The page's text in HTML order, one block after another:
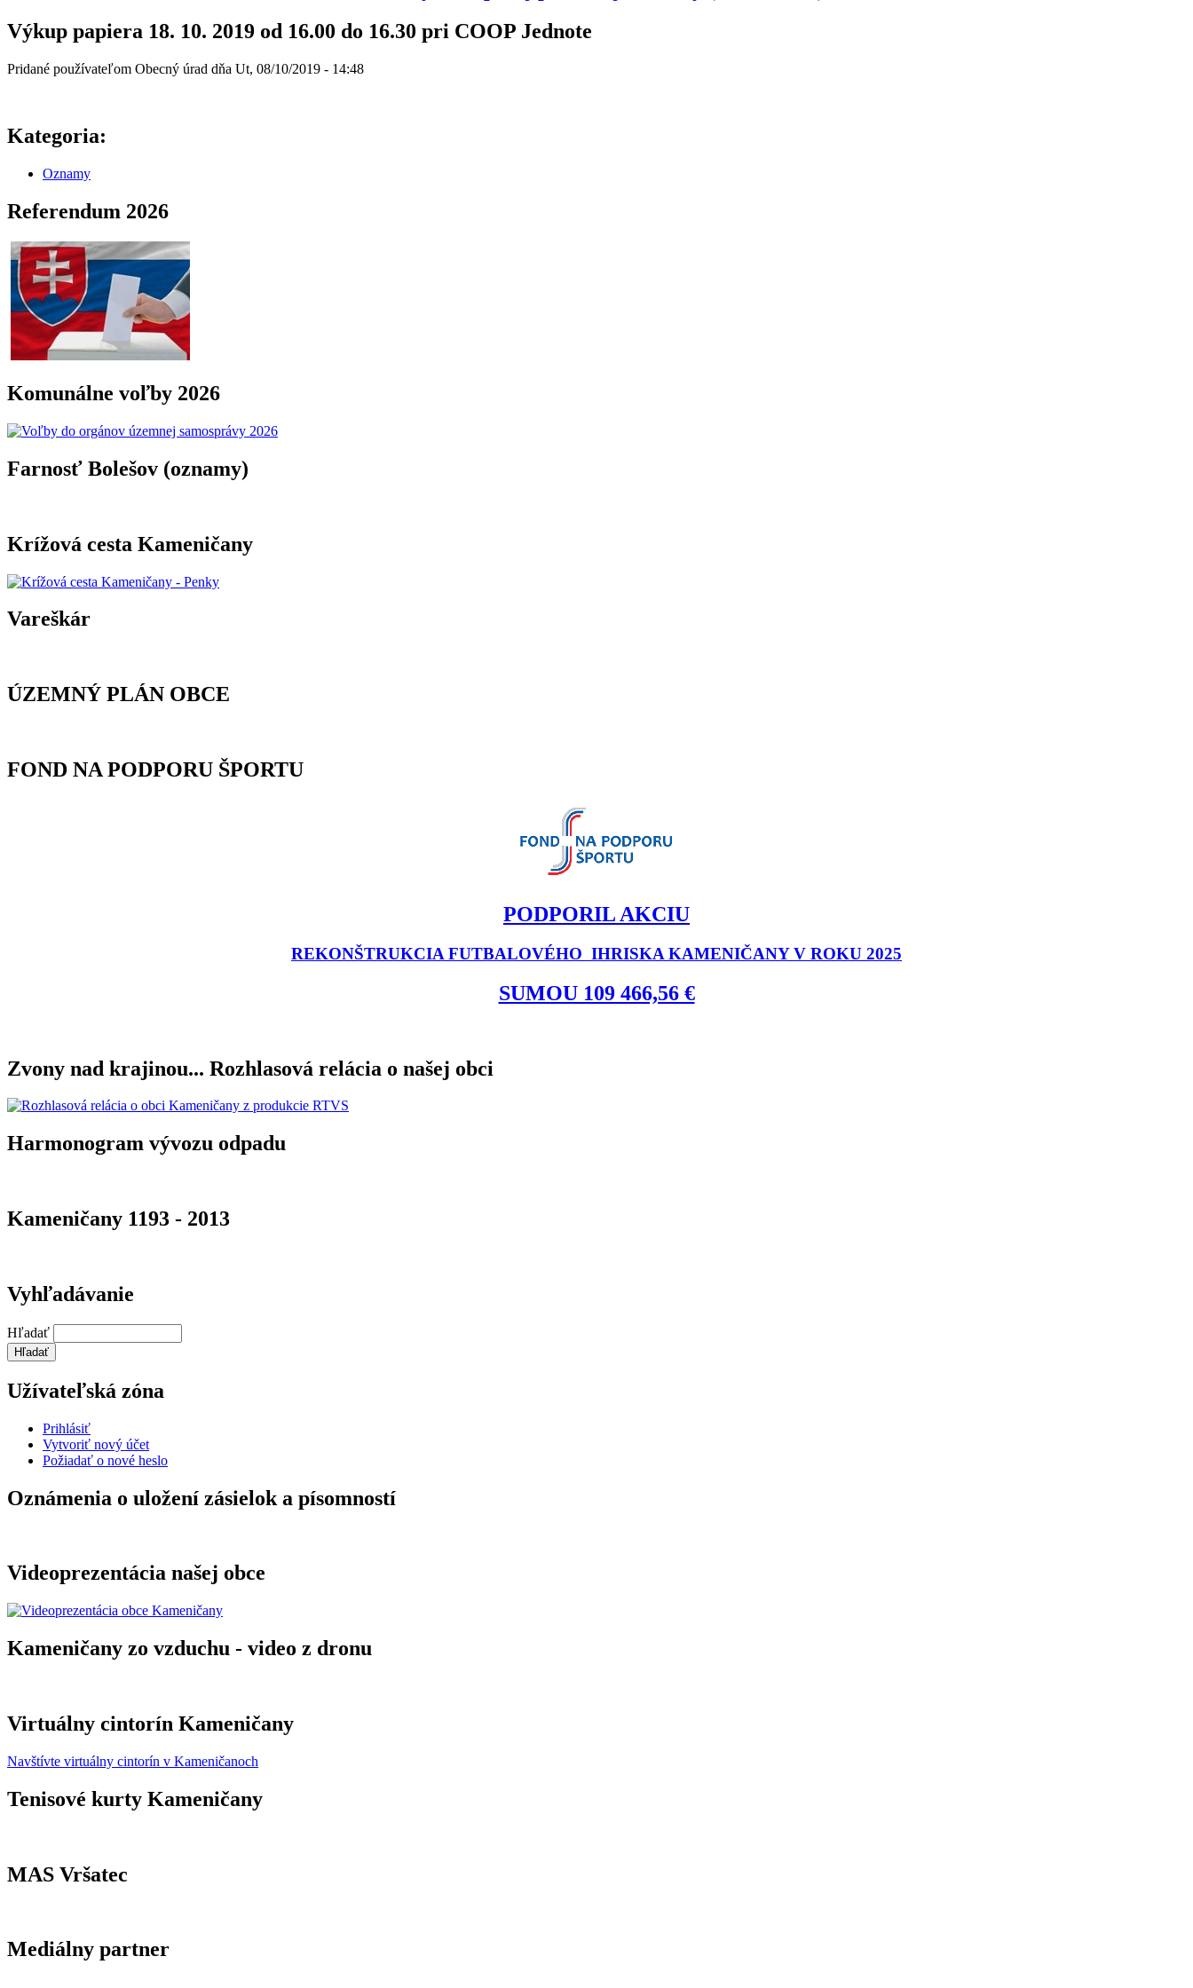
Výkup papiera 18. 10. 2019 od 16.00 do 16.30 pri COOP Jednote
Pridané používateľom Obecný úrad dňa Ut, 08/10/2019 - 14:48
Kategoria:
Oznamy
Referendum 2026
Komunálne voľby 2026
Farnosť Bolešov (oznamy)
Krížová cesta Kameničany
Vareškár
ÚZEMNÝ PLÁN OBCE
FOND NA PODPORU ŠPORTU
PODPORIL AKCIU
REKONŠTRUKCIA FUTBALOVÉHO IHRISKA KAMENIČANY V ROKU 2025
SUMOU 109 466,56 €
Zvony nad krajinou... Rozhlasová relácia o našej obci
Harmonogram vývozu odpadu
Kameničany 1193 - 2013
Vyhľadávanie
Hľadať
Užívateľská zóna
Prihlásiť
Vytvoriť nový účet
Požiadať o nové heslo
Oznámenia o uložení zásielok a písomností
Videoprezentácia našej obce
Kameničany zo vzduchu - video z dronu
Virtuálny cintorín Kameničany
Navštívte virtuálny cintorín v Kameničanoch
Tenisové kurty Kameničany
MAS Vršatec
Mediálny partner